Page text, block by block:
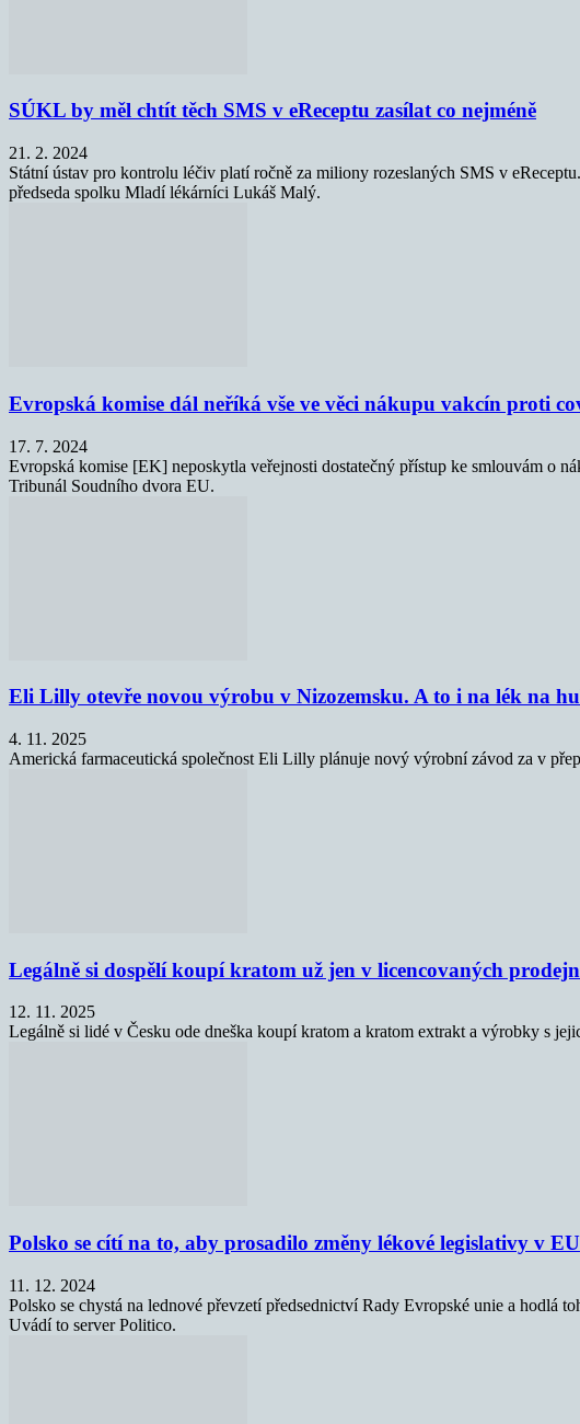
SÚKL by měl chtít těch SMS v eReceptu zasílat co nejméně
21. 2. 2024
Státní ústav pro kontrolu léčiv platí ročně za miliony rozeslaných SMS v
předseda spolku Mladí lékárníci Lukáš Malý.
Evropská komise dál neříká vše ve věci nákupu vakcín proti
17. 7. 2024
Evropská komise [EK] neposkytla veřejnosti dostatečný přístup ke smlouvám o
Tribunál Soudního dvora EU.
Eli Lilly otevře novou výrobu v Nizozemsku. A to i na lék na
4. 11. 2025
Americká farmaceutická společnost Eli Lilly plánuje nový výrobní závod za v
Legálně si dospělí koupí kratom už jen v licencovaných
12. 11. 2025
Legálně si lidé v Česku ode dneška koupí kratom a kratom extrakt a výrobky s
Polsko se cítí na to, aby prosadilo změny lékové legislativy v EU
11. 12. 2024
Polsko se chystá na lednové převzetí předsednictví Rady Evropské unie a hodlá
Uvádí to server Politico.